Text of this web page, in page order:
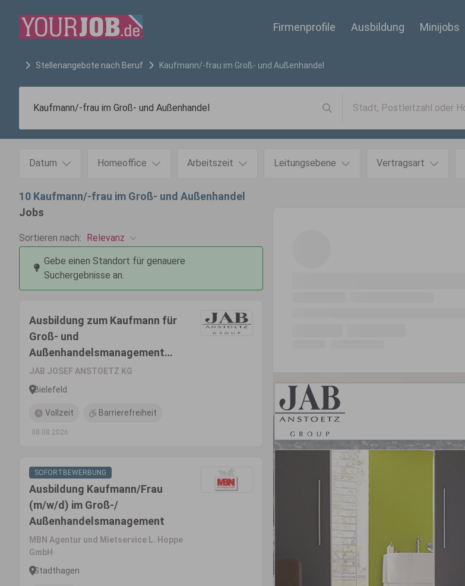
Firmenprofile Ausbildung Minijobs
Stellenangebote nach Beruf Kaufmann/-frau im Groß- und Außenhandel
Datum Homeoffice Arbeitszeit Leitungsebene Vertragsart
10 Kaufmann/-frau im Groß- und Außenhandel
Jobs
Sortieren nach: Relevanz
Gebe einen Standort für genauere
Suchergebnisse an.
Ausbildung zum Kaufmann für
Groß- und
Außenhandelsmanagement
(m/w/d)
JAB JOSEF ANSTOETZ KG
Bielefeld
Vollzeit Barrierefreiheit
08.08.2026
SOFORTBEWERBUNG
Ausbildung Kaufmann/Frau
(m/w/d) im Groß-/
Außenhandelsmanagement
MBN Agentur und Mietservice L. Hoppe
GmbH
Stadthagen